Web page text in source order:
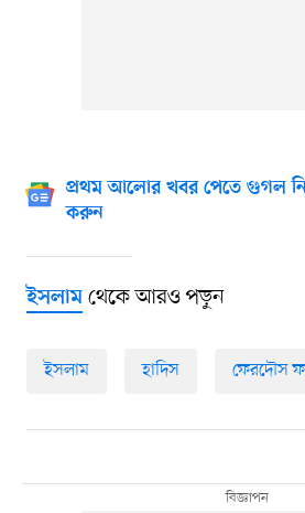
প্রথম আলোর খবর পেতে গুগল
করুন
ইসলামথেকে আরও পড়ুন
ইসলাম হাদিস ফেরদৌস